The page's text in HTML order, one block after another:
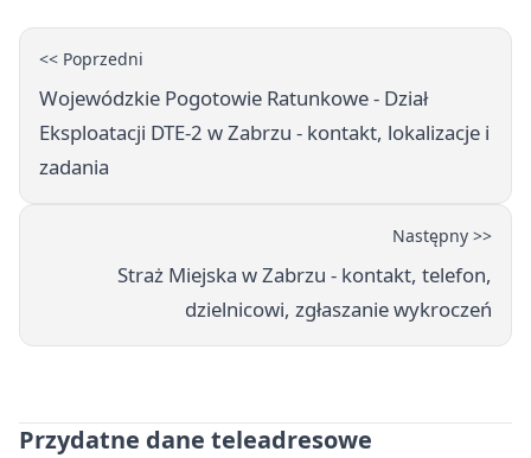
<< Poprzedni
Wojewódzkie Pogotowie Ratunkowe - Dział
Eksploatacji DTE-2 w Zabrzu - kontakt, lokalizacje i
zadania
Następny >>
Straż Miejska w Zabrzu - kontakt, telefon,
dzielnicowi, zgłaszanie wykroczeń
Przydatne dane teleadresowe